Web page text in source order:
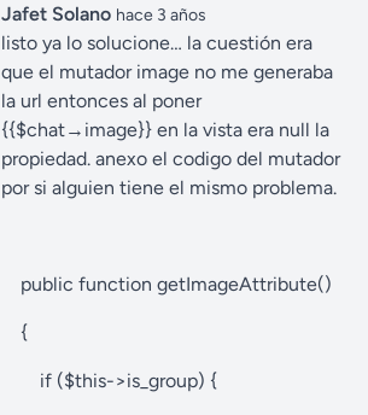
Jafet Solano hace 3 años
listo ya lo solucione… la cuestión era
que el mutador image no me generaba
la url entonces al poner
{{$chat→image}} en la vista era null la
propiedad. anexo el codigo del mutador
por si alguien tiene el mismo problema.
public function getImageAttribute()
{
if ($this->is_group) {